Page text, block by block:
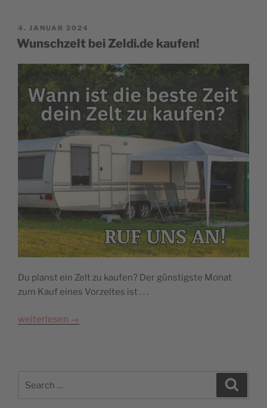
POSTED
ON
4. JANUAR 2024
Wunschzelt bei Zeldi.de kaufen!
Du planst ein Zelt zu kaufen? Der günstigste Monat
zum Kauf eines Vorzeltes ist . . .
weiterlesen →